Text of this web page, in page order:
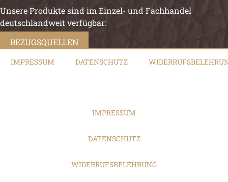
Unsere Produkte sind im Einzel- und Fachhandel
deutschlandweit verfügbar:
BEZUGSQUELLEN
IMPRESSUM DATENSCHUTZ
IMPRESSUM
DATENSCHUTZ
WIDERRUFSBELEHRUNG